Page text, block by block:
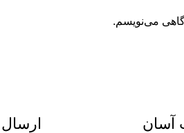
می‌نویسم.
آسان ارسال